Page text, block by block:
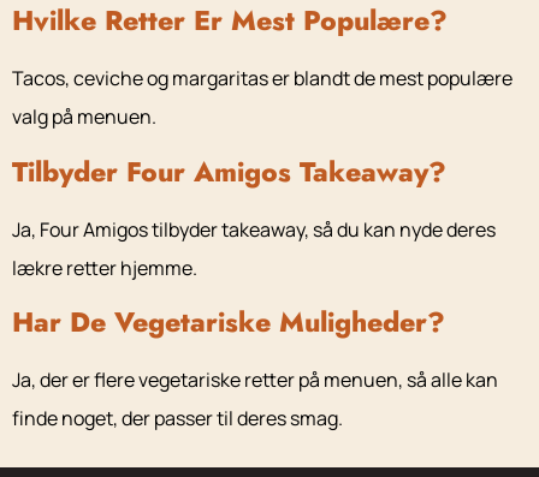
Hvilke Retter Er Mest Populære?
Tacos, ceviche og margaritas er blandt de mest populære
valg på menuen.
Tilbyder Four Amigos Takeaway?
Ja, Four Amigos tilbyder takeaway, så du kan nyde deres
lækre retter hjemme.
Har De Vegetariske Muligheder?
Ja, der er flere vegetariske retter på menuen, så alle kan
finde noget, der passer til deres smag.